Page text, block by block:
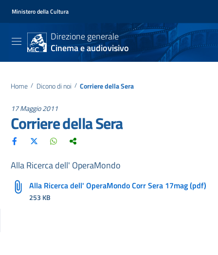
Ministero della Cultura
Direzione generale
Cinema e audiovisivo
Home / Dicono di noi / Corriere della Sera
17 Maggio 2011
Corriere della Sera
Alla Ricerca dell' OperaMondo
Alla Ricerca dell' OperaMondo Corr Sera 17mag (pdf)
253 KB